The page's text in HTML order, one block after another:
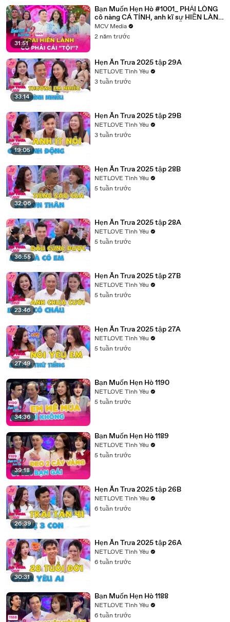
31:51
Bạn Muốn Hẹn Hò #1001_ PHẢI LÒNG
cô nàng CÁ TÍNH, anh kĩ sư HIỀN LÀNH
ngậm ngùi nhận cái kết ĐẮNG
MCV Media
2 năm trước
33:14
Hẹn Ăn Trưa 2025 tập 29A
NETLOVE Tình Yêu
3 tuần trước
19:05
Hẹn Ăn Trưa 2025 tập 29B
NETLOVE Tình Yêu
3 tuần trước
32:06
Hẹn Ăn Trưa 2025 tập 28B
NETLOVE Tình Yêu
5 tuần trước
36:55
Hẹn Ăn Trưa 2025 tập 28A
NETLOVE Tình Yêu
5 tuần trước
23:46
Hẹn Ăn Trưa 2025 tập 27B
NETLOVE Tình Yêu
5 tuần trước
27:49
Hẹn Ăn Trưa 2025 tập 27A
NETLOVE Tình Yêu
5 tuần trước
34:36
Bạn Muốn Hẹn Hò 1190
NETLOVE Tình Yêu
5 tuần trước
39:18
Bạn Muốn Hẹn Hò 1189
NETLOVE Tình Yêu
5 tuần trước
26:39
Hẹn Ăn Trưa 2025 tập 26B
NETLOVE Tình Yêu
6 tuần trước
30:31
Hẹn Ăn Trưa 2025 tập 26A
NETLOVE Tình Yêu
6 tuần trước
Bạn Muốn Hẹn Hò 1188
NETLOVE Tình Yêu
6 tuần trước